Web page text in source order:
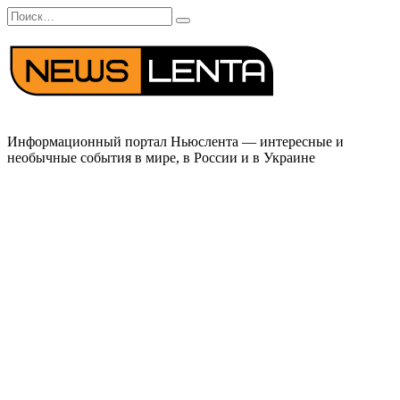
Перейти
к
содержанию
Search
for:
Информационный портал Ньюслента — интересные и
необычные события в мире, в России и в Украине